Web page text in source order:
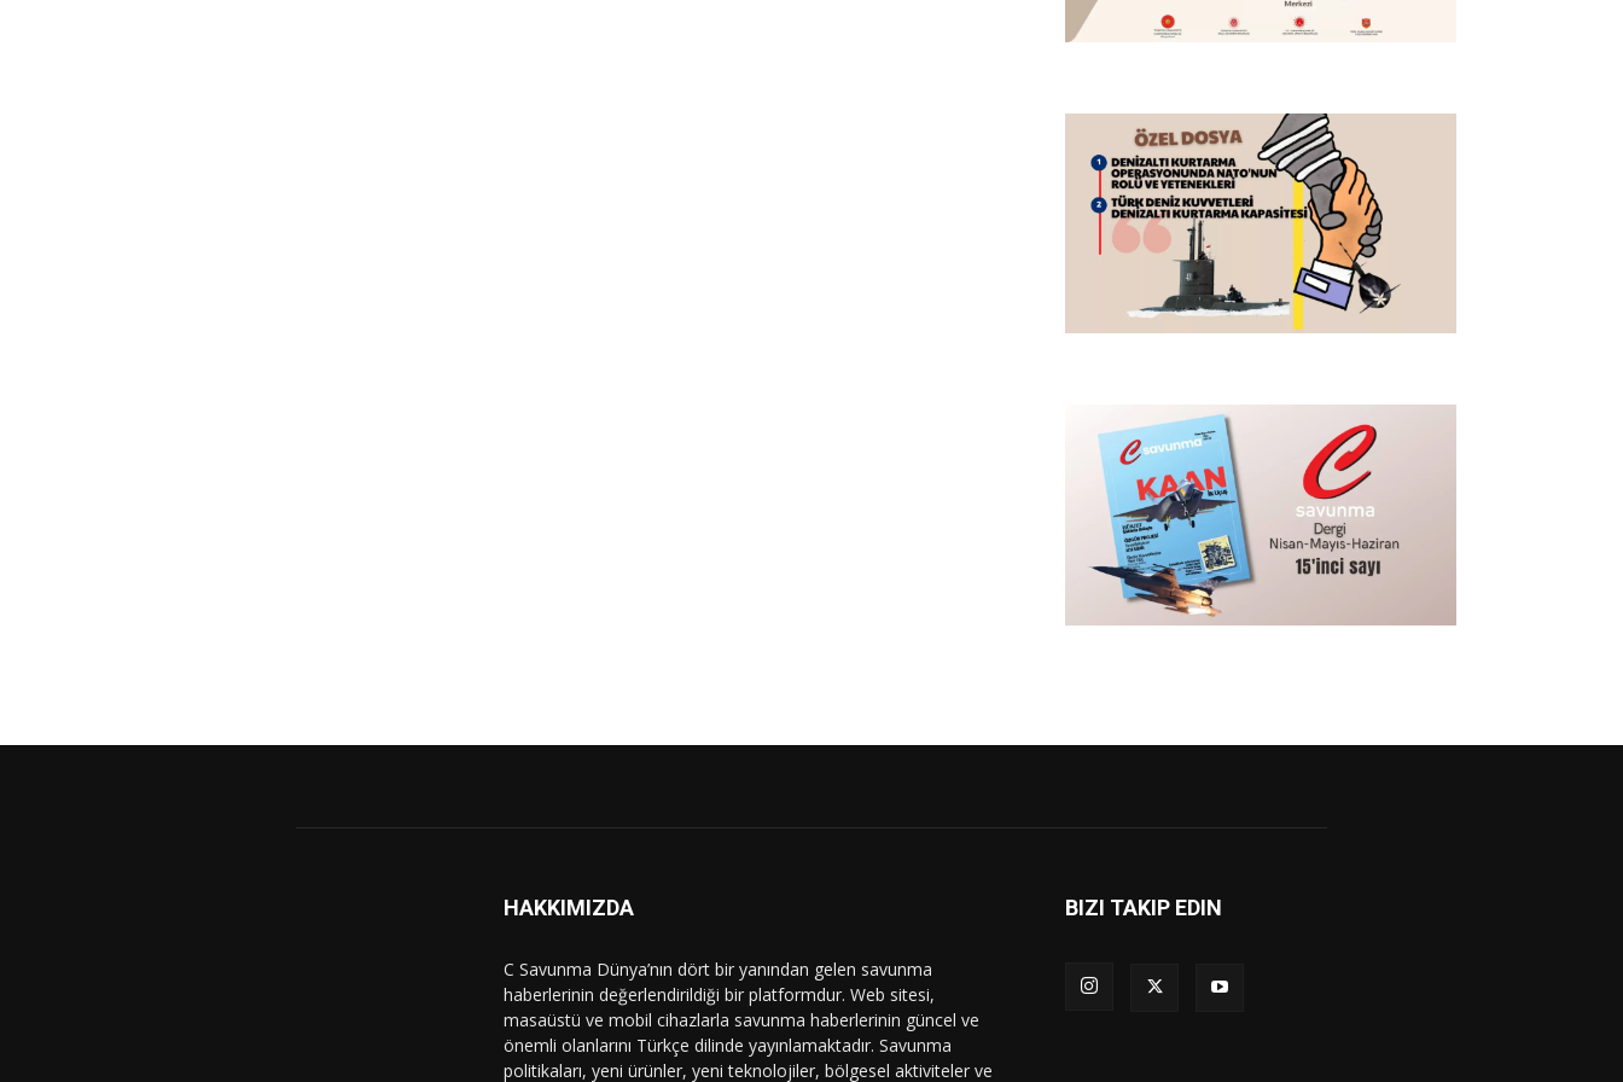
HAKKIMIZDA
C Savunma Dünya’nın dört bir yanından gelen savunma
haberlerinin değerlendirildiği bir platformdur. Web sitesi,
masaüstü ve mobil cihazlarla savunma haberlerinin güncel ve
önemli olanlarını Türkçe dilinde yayınlamaktadır. Savunma
politikaları, yeni ürünler, yeni teknolojiler, bölgesel aktiviteler ve
BIZI TAKIP EDIN